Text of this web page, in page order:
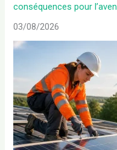
conséquences pour
03/08/2026